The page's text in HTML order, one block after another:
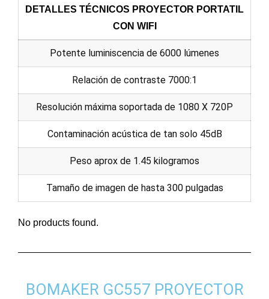
DETALLES TÉCNICOS PROYECTOR PORTATIL
CON WIFI
Potente luminiscencia de 6000 lúmenes
Relación de contraste 7000:1
Resolución máxima soportada de 1080 X 720P
Contaminación acústica de tan solo 45dB
Peso aprox de 1.45 kilogramos
Tamaño de imagen de hasta 300 pulgadas
No products found.
BOMAKER GC557 PROYECTOR